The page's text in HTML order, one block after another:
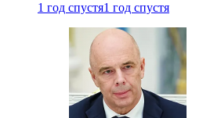
1 год спустя1 год спустя